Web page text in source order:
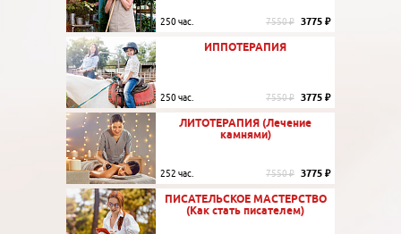
250 час. 7550 ₽ 3775 ₽
ИППОТЕРАПИЯ
250 час. 7550 ₽ 3775 ₽
ЛИТОТЕРАПИЯ (Лечение
камнями)
252 час. 7550 ₽ 3775 ₽
ПИСАТЕЛЬСКОЕ МАСТЕРСТВО
(Как стать писателем)